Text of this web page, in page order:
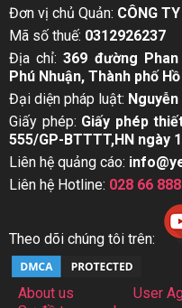
Đơn vị chủ Quản: CÔNG
Mã số thuế: 0312926237
Địa chỉ:369 đường
Phú Nhuận, Thành phố
Đại diện pháp luật:
Giấy phép: Giấy phép
555/GP-BTTTT,HN ngày
Liên hệ quảng cáo:
Liên hệ Hotline: 028 66
Theo dõi chúng tôi trên:
About us User